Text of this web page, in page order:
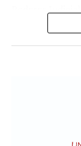
resolución
Patrimonio
proteger el
económicas
como la pesca
Ministerio de
En el escrito
resistencia a
agravados por
a abstenerse